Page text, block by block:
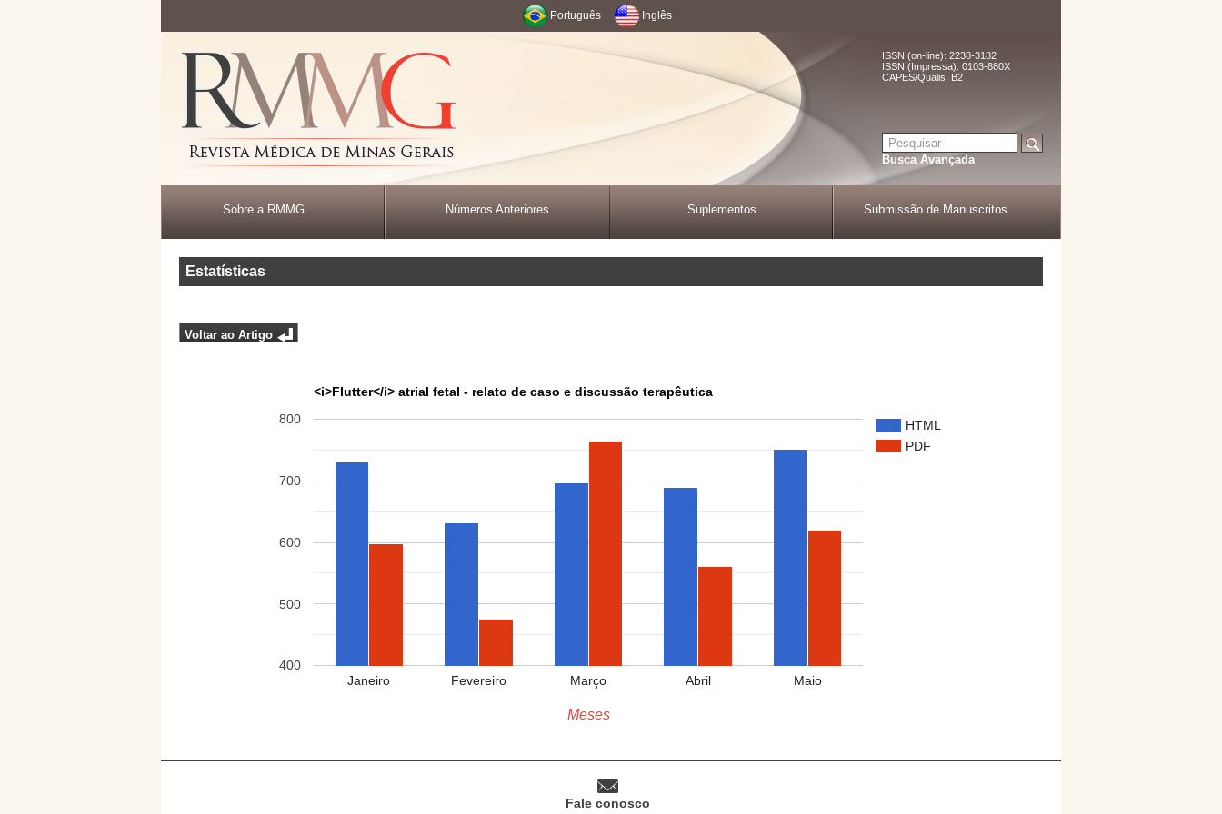
Português Inglês
ISSN (on-line): 2238-3182
ISSN (Impressa): 0103-880X
CAPES/Qualis: B2
Busca Avançada
Sobre a RMMG Números Anteriores Suplementos Submissão de Manuscritos
Estatísticas
Voltar ao Artigo
<i>Flutter</i> atrial fetal - relato de caso e discussão terapêutica
HTML
PDF
Janeiro Fevereiro Março Abril Maio
400
500
600
700
800
Meses
Fale conosco